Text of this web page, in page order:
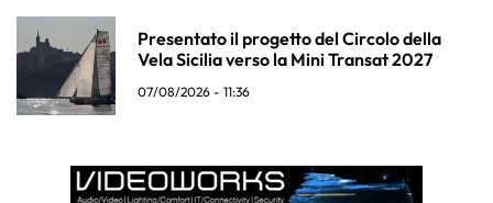
Presentato il progetto del Circolo della
Vela Sicilia verso la Mini Transat 2027
07/08/2026 - 11:36